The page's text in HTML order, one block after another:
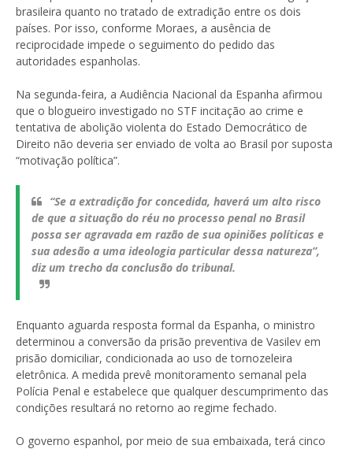
brasileira quanto no tratado de extradição entre os dois
países. Por isso, conforme Moraes, a ausência de
reciprocidade impede o seguimento do pedido das
autoridades espanholas.
Na segunda-feira, a Audiência Nacional da Espanha afirmou
que o blogueiro investigado no STF incitação ao crime e
tentativa de abolição violenta do Estado Democrático de
Direito não deveria ser enviado de volta ao Brasil por suposta
“motivação política”.
“Se a extradição for concedida, haverá um alto risco
de que a situação do réu no processo penal no Brasil
possa ser agravada em razão de sua opiniões políticas e
sua adesão a uma ideologia particular dessa natureza”,
diz um trecho da conclusão do tribunal.
Enquanto aguarda resposta formal da Espanha, o ministro
determinou a conversão da prisão preventiva de Vasilev em
prisão domiciliar, condicionada ao uso de tornozeleira
eletrônica. A medida prevê monitoramento semanal pela
Polícia Penal e estabelece que qualquer descumprimento das
condições resultará no retorno ao regime fechado.
O governo espanhol, por meio de sua embaixada, terá cinco